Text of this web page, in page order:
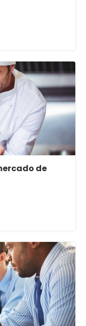
de